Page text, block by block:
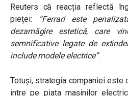
Reuters că reacția reflectă
pieței: “Ferrari este
dezamăgire estetică, care
semnificative legate de
include modele electrice”.
Totuși, strategia companiei este
intre pe piața mașinilor